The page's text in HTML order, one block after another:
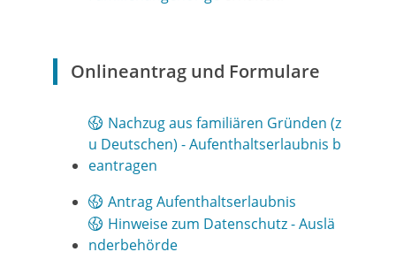
Onlineantrag und Formulare
Nachzug aus familiären Gründen (z
u Deutschen) - Aufenthaltserlaubnis b
eantragen
Antrag Aufenthaltserlaubnis
Hinweise zum Datenschutz - Auslä
nderbehörde